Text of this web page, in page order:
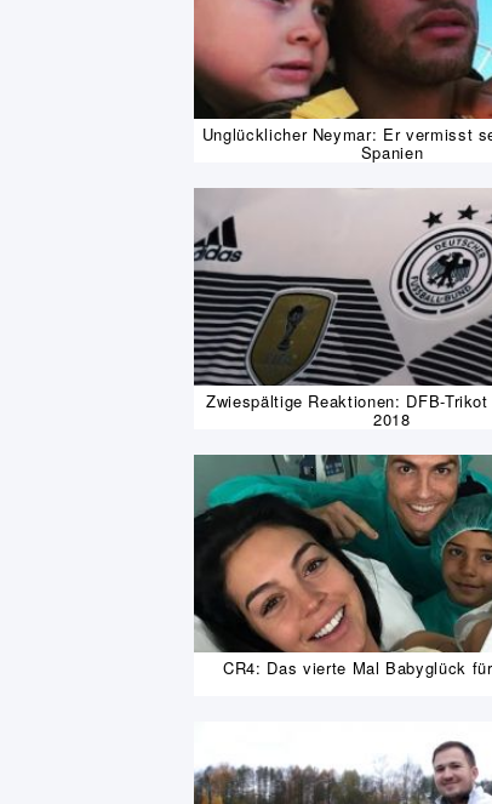
Unglücklicher Neymar: Er vermisst
Spanien
Zwiespältige Reaktionen: DFB-
2018
CR4: Das vierte Mal Babyglück